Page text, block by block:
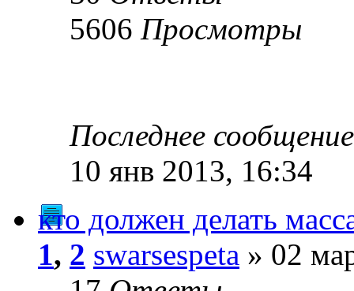
5606 Просмотры
Последнее
10 янв 2013, 16:34
кто должен делать
1, 2 swarsespeta » 02